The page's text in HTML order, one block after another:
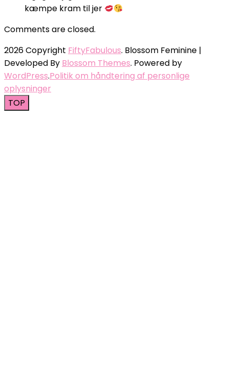
kæmpe kram til jer
Comments are closed.
2026 Copyright FiftyFabulous. Blossom Feminine |
Developed By Blossom Themes. Powered by
WordPress.Politik om håndtering af personlige
oplysninger
TOP